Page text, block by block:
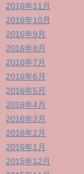
2016年11月
2016年10月
2016年9月
2016年8月
2016年7月
2016年6月
2016年5月
2016年4月
2016年3月
2016年2月
2016年1月
2015年12月